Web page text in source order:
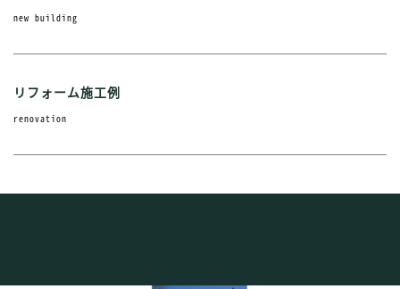
new building
リフォーム施工例
renovation